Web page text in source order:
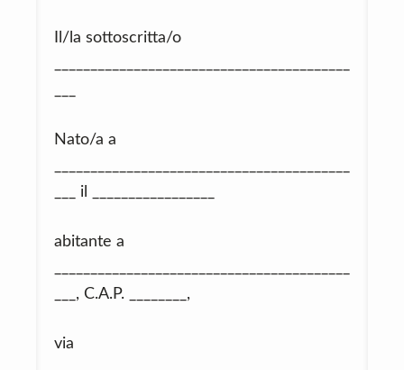
Il/la sottoscritta/o
Nato/a a
___ il _________________
abitante a
___, C.A.P. ________,
via